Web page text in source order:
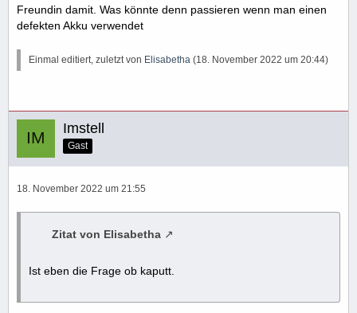
Freundin damit. Was könnte denn passieren wenn man einen
defekten Akku verwendet
Einmal editiert, zuletzt von Elisabetha (18. November 2022 um 20:44)
Imstell
Gast
18. November 2022 um 21:55
Zitat von Elisabetha
Ist eben die Frage ob kaputt.